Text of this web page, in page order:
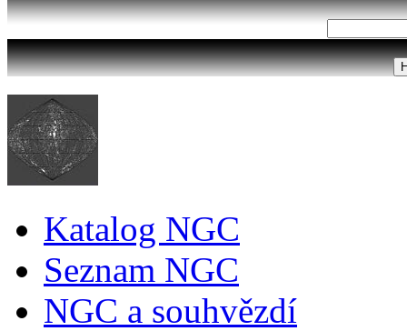
Katalog NGC
Seznam NGC
NGC a souhvězdí